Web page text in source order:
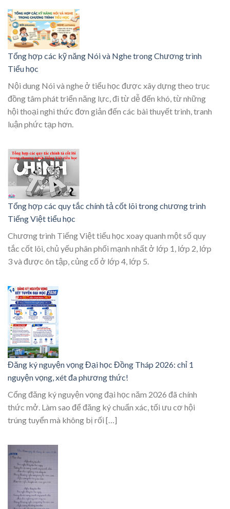
Tổng hợp các kỹ năng Nói và Nghe trong Chương trình
Tiểu học
Nội dung Nói và nghe ở tiểu học được xây dựng theo trục
đồng tâm phát triển năng lực, đi từ dễ đến khó, từ những
hội thoại nghi thức đơn giản đến các bài thuyết trình, tranh
luận phức tạp hơn.
Tổng hợp các quy tắc chính tả cốt lõi trong chương trình
Tiếng Việt tiểu học
Chương trình Tiếng Việt tiểu học xoay quanh một số quy
tắc cốt lõi, chủ yếu phân phối mạnh nhất ở lớp 1, lớp 2, lớp
3 và được ôn tập, củng cố ở lớp 4, lớp 5.
Đăng ký nguyện vọng Đại học Đồng Tháp 2026: chỉ 1
nguyện vọng, xét đa phương thức!
Cổng đăng ký nguyện vọng đại học năm 2026 đã chính
thức mở. Làm sao để đăng ký chuẩn xác, tối ưu cơ hội
trúng tuyển mà không bị rối […]